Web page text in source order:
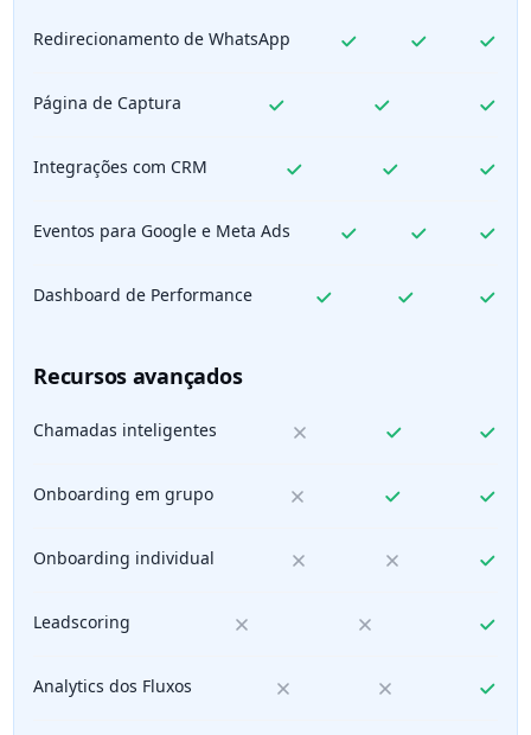
Redirecionamento de WhatsApp
Página de Captura
Integrações com CRM
Eventos para Google e Meta Ads
Dashboard de Performance
Recursos avançados
Chamadas inteligentes
Onboarding em grupo
Onboarding individual
Leadscoring
Analytics dos Fluxos